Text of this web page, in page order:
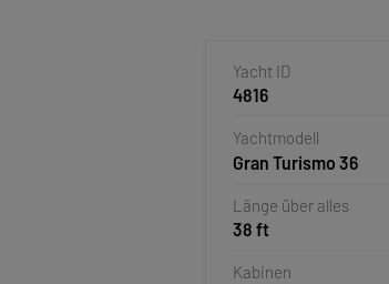
Yacht ID
4816
Yachtmodell
Gran Turismo 36
Länge über alles
38 ft
Kabinen